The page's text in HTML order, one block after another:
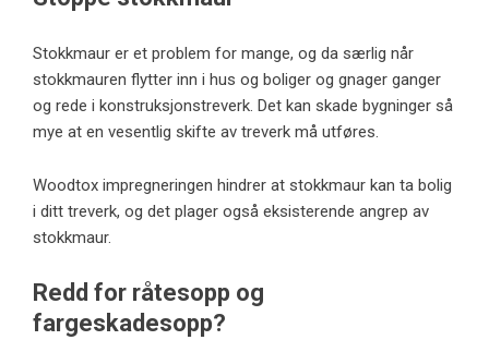
Stokkmaur er et problem for mange, og da særlig når
stokkmauren flytter inn i hus og boliger og gnager ganger
og rede i konstruksjonstreverk. Det kan skade bygninger så
mye at en vesentlig skifte av treverk må utføres.
Woodtox impregneringen hindrer at stokkmaur kan ta bolig
i ditt treverk, og det plager også eksisterende angrep av
stokkmaur.
Redd for råtesopp og
fargeskadesopp?